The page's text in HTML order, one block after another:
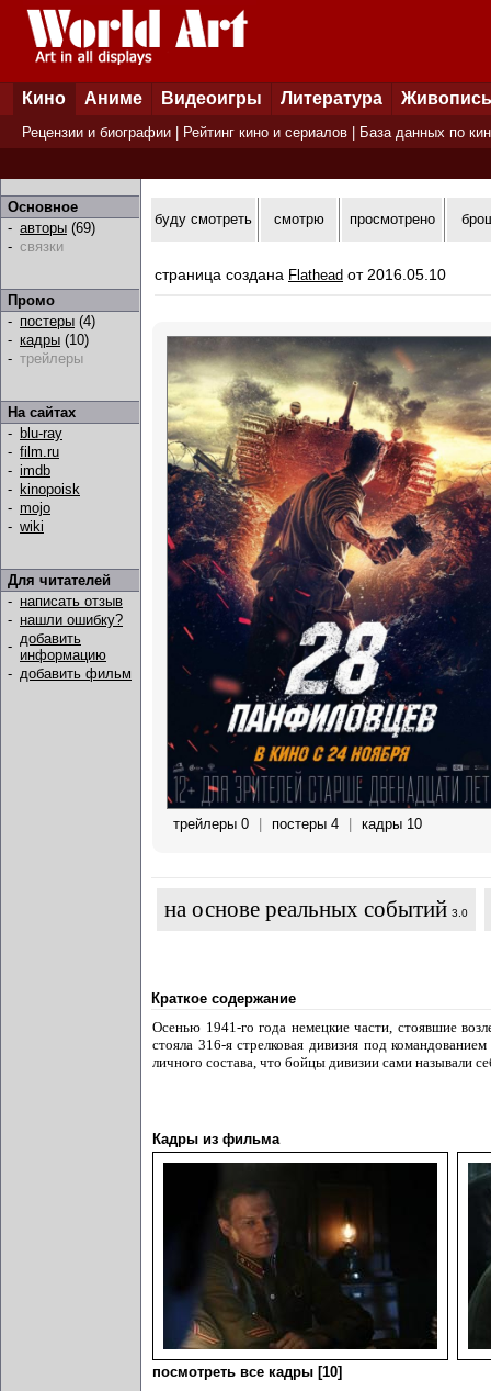
Кино Аниме Видеоигры Литература Живопись
Рецензии и биографии Рейтинг кино и сериалов База данных по
Основное
- авторы (69)
- связки
Промо
- постеры (4)
- кадры (10)
- трейлеры
На сайтах
- blu-ray
- film.ru
- imdb
- kinopoisk
- mojo
- wiki
Для читателей
- написать отзыв
- нашли ошибку?
- добавить
информацию
- добавить фильм
буду смотреть смотрю просмотрено
страница создана Flathead от 2016.05.10
трейлеры 0 | постеры 4 | кадры 10
на основе реальных событий 3.0
Краткое содержание
Осенью 1941-го года немецкие части, стоявшие
стояла 316-я стрелковая дивизия под
личного состава, что бойцы дивизии сами называли
Кадры из фильма
посмотреть все кадры [10]